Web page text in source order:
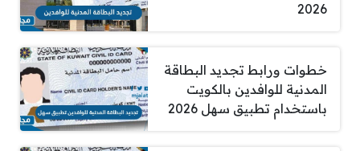
2026
خطوات ورابط تجديد البطاقة
المدنية للوافدين بالكويت
باستخدام تطبيق سهل 2026